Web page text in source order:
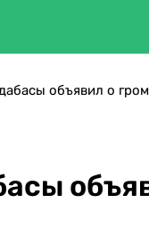
объявил о